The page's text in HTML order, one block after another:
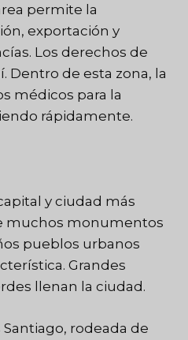
permite la
exportación y
Los derechos de
Dentro de esta zona, la
médicos para la
rápidamente.
y ciudad más
muchos monumentos
pueblos urbanos
Grandes
llenan la ciudad.
rodeada de